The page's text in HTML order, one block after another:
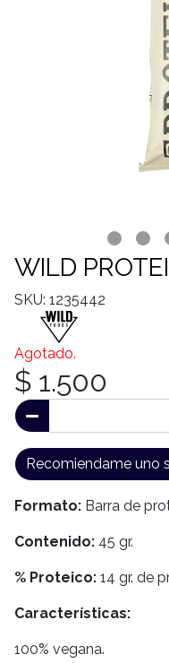
WILD
SKU: 1235442
Agotado.
$ 1.500
Recomiendame uno
Formato: Barra de
Contenido: 45 gr.
% Proteico: 14 gr. de
Características:
100% vegana.